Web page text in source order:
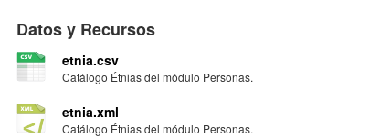
Datos y Recursos
etnia.csv
Catálogo Étnias del módulo Personas.
etnia.xml
Catálogo Étnias del módulo Personas.